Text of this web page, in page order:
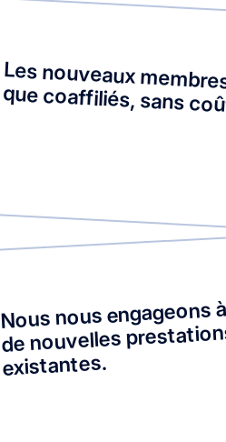
Les nouveaux
que coaffiliés, sans
Nous nous
de nouvelles
existantes.